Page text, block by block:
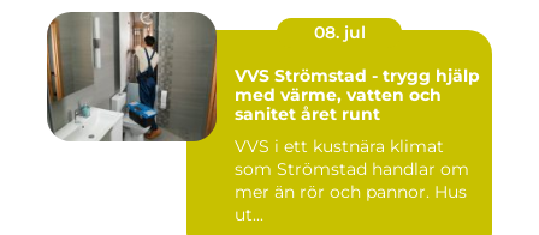
08. jul
VVS Strömstad - trygg hjälp
med värme, vatten och
sanitet året runt
VVS i ett kustnära klimat
som Strömstad handlar om
mer än rör och pannor. Hus
ut...